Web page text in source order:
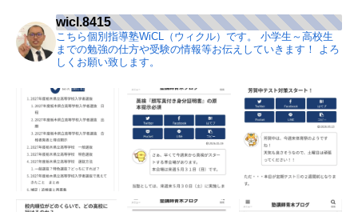
wicl.8415
こちら個別指導塾WiCL（ウィクル）です。
小学生～高校生
までの勉強の仕方や受験の情報等お伝えしていきます！
よろ
しくお願い致します。